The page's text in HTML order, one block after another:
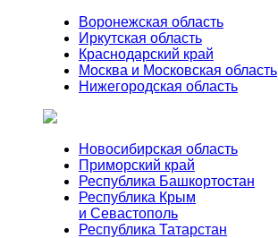
Воронежская область
Иркутская область
Краснодарский край
Москва и Московская область
Нижегородская область
Новосибирская область
Приморский край
Республика Башкортостан
Республика Крым
и Севастополь
Республика Татарстан